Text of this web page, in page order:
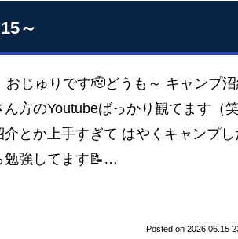
～
じゅりです🫡どうも～ キャンプ
ん方のYoutubeばっかり観てます（
介とか上手すぎて はやくキャンプ
勉強してます📝…
Posted on 2026.06.15